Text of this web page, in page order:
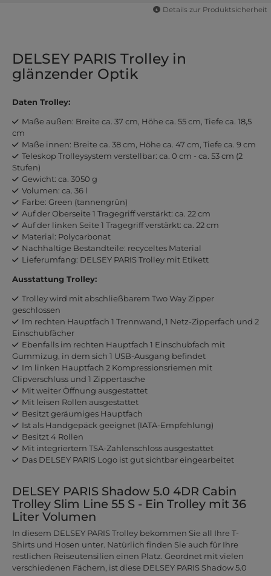
Details zur Produktsicherheit
DELSEY PARIS Trolley in
glänzender Optik
Daten Trolley:
Maße außen: Breite ca. 37 cm, Höhe ca. 55 cm, Tiefe ca. 18,5
cm
Maße innen: Breite ca. 38 cm, Höhe ca. 47 cm, Tiefe ca. 9 cm
Teleskop Trolleysystem verstellbar: ca. 0 cm - ca. 53 cm (2
Stufen)
Gewicht: ca. 3050 g
Volumen: ca. 36 l
Farbe: Green (tannengrün)
Auf der Oberseite 1 Tragegriff verstärkt: ca. 22 cm
Auf der linken Seite 1 Tragegriff verstärkt: ca. 22 cm
Material: Polycarbonat
Nachhaltige Bestandteile: recyceltes Material
Lieferumfang: DELSEY PARIS Trolley mit Etikett
Ausstattung Trolley:
Trolley wird mit abschließbarem Two Way Zipper
geschlossen
Im rechten Hauptfach 1 Trennwand, 1 Netz-Zipperfach und 2
Einschubfächer
Ebenfalls im rechten Hauptfach 1 Einschubfach mit
Gummizug, in dem sich 1 USB-Ausgang befindet
Im linken Hauptfach 2 Kompressionsriemen mit
Clipverschluss und 1 Zippertasche
Mit weiter Öffnung ausgestattet
Mit leisen Rollen ausgestattet
Besitzt geräumiges Hauptfach
Ist als Handgepäck geeignet (IATA-Empfehlung)
Besitzt 4 Rollen
Mit integriertem TSA-Zahlenschloss ausgestattet
Das DELSEY PARIS Logo ist gut sichtbar eingearbeitet
DELSEY PARIS Shadow 5.0 4DR Cabin
Trolley Slim Line 55 S - Ein Trolley mit 36
Liter Volumen
In diesem DELSEY PARIS Trolley bekommen Sie all Ihre T-
Shirts und Hosen unter. Natürlich finden Sie auch für Ihre
restlichen Reiseutensilien einen Platz. Geordnet mit vielen
verschiedenen Fächern, ist diese DELSEY PARIS Shadow 5.0